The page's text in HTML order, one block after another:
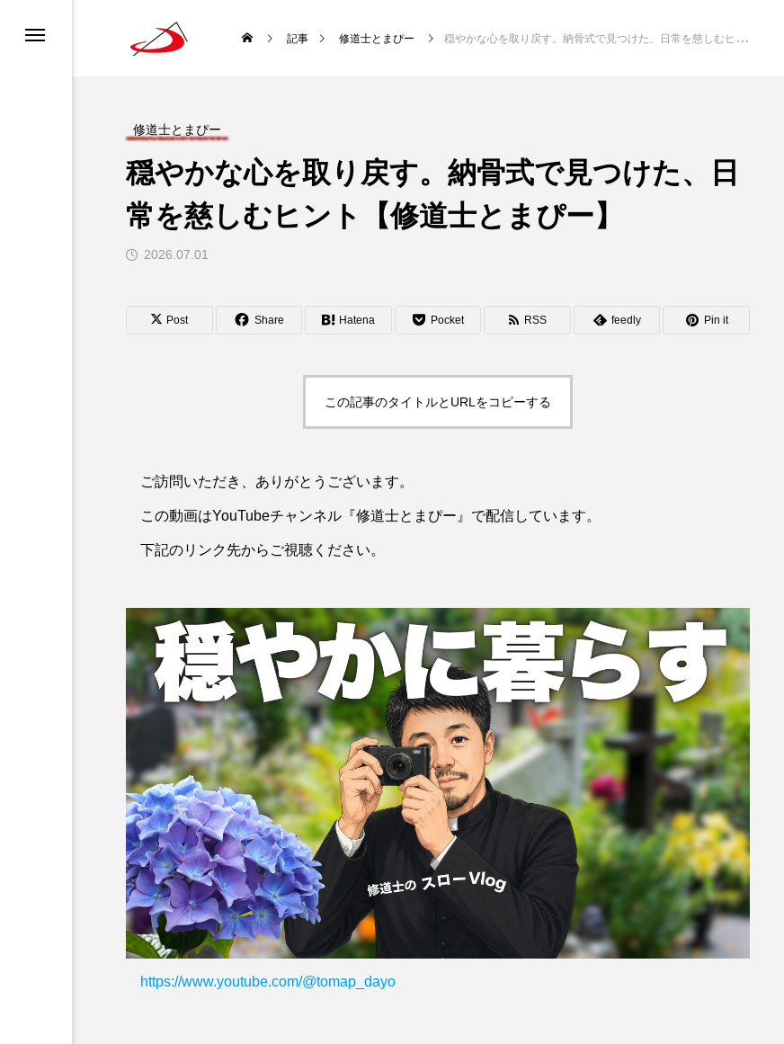
記事 修道士とまぴー 穏やかな心を取り戻す。納骨式で見つけた、日常を慈しむヒント【修道士とまぴー】
修道士とまぴー
穏やかな心を取り戻す。納骨式で見つけた、日
常を慈しむヒント【修道士とまぴー】
2026.07.01
Post Share Hatena Pocket RSS feedly Pin it
この記事のタイトルとURLをコピーする
ご訪問いただき、ありがとうございます。
この動画はYouTubeチャンネル『修道士とまぴー』で配信しています。
下記のリンク先からご視聴ください。
https://www.youtube.com/@tomap_dayo